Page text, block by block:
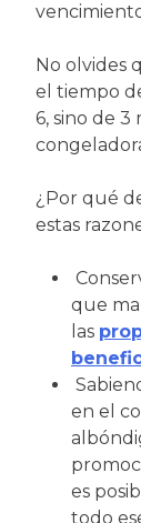
No olvides
el tiempo
6, sino de 3
¿Por qué
estas
que
las
en el
es
todo